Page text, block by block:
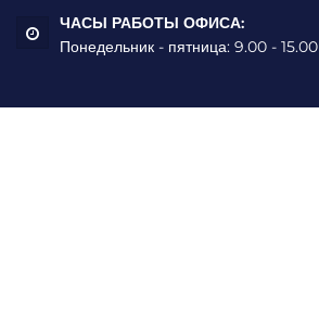
ЧАСЫ РАБОТЫ ОФИСА:
Понедельник - пятница: 9.00 - 15.00